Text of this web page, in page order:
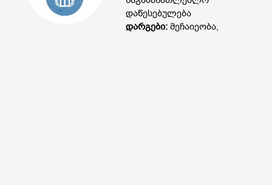
დაწესებულება
დარგები: მეჩაიეობა,